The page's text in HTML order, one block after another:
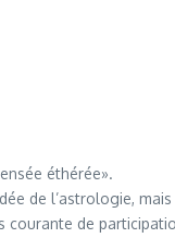
éthérée».
de l’astrologie,
de